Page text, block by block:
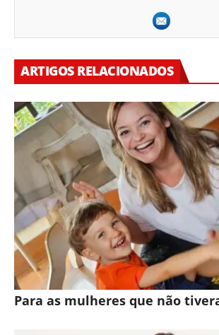
ARTIGOS RELACIONADOS
Para as mulheres que não